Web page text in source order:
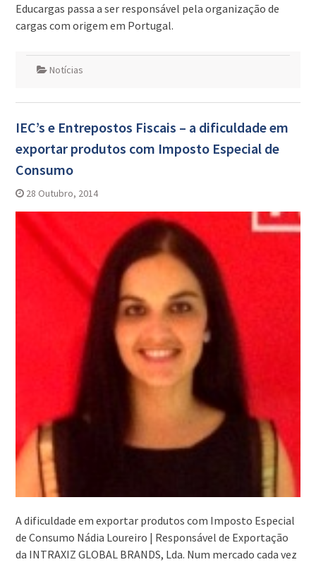
Educargas passa a ser responsável pela organização de
cargas com origem em Portugal.
Notícias
IEC’s e Entrepostos Fiscais – a dificuldade em
exportar produtos com Imposto Especial de
Consumo
28 Outubro, 2014
A dificuldade em exportar produtos com Imposto Especial
de Consumo Nádia Loureiro | Responsável de Exportação
da INTRAXIZ GLOBAL BRANDS, Lda. Num mercado cada vez